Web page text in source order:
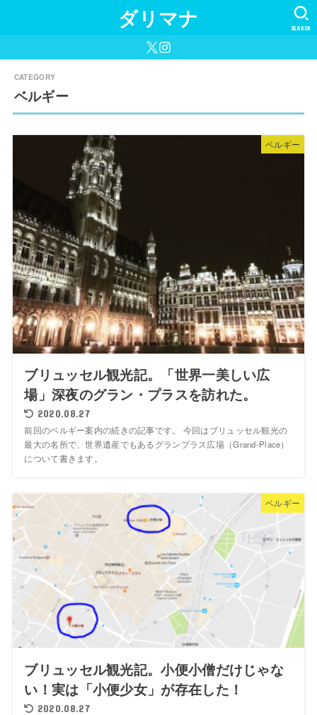
ダリマナ SEARCH
ベルギー
ベルギー
ブリュッセル観光記。「世界一美しい広
場」深夜のグラン・プラスを訪れた。
2020.08.27
前回のベルギー案内の続きの記事です。 今回はブリュッセル観光の
最大の名所で、世界遺産でもあるグランプラス広場（Grand-Place）
について書きます。
ベルギー
ブリュッセル観光記。小便小僧だけじゃな
い！実は「小便少女」が存在した！
2020.08.27